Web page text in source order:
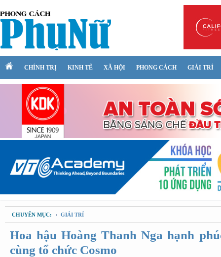
CHÍNH TRỊ KINH TẾ XÃ HỘI PHONG CÁCH GIẢI TRÍ
CHUYÊN MỤC: GIẢI TRÍ
Hoa hậu Hoàng Thanh Nga hạnh
cùng tổ chức Cosmo